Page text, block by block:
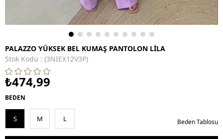
PALAZZO YÜKSEK BEL KUMAŞ PANTOLON LİLA
Stok Kodu
(3NIEX12V3P)
₺474,99
BEDEN
S M L Beden Tablosu